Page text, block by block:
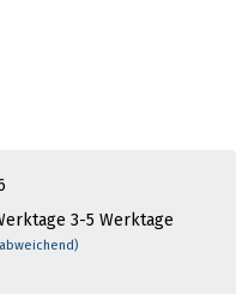
3-5 Werktage